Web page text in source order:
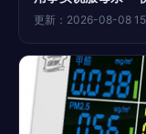
更新：2026-08-08